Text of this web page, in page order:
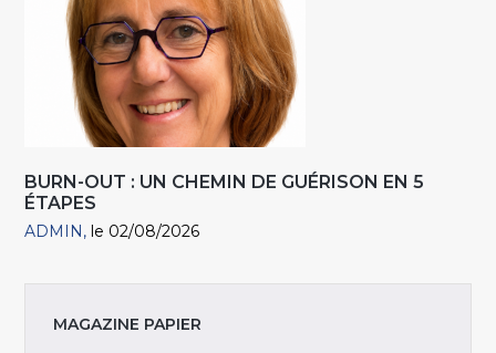
BURN-OUT : UN CHEMIN DE GUÉRISON EN 5
ÉTAPES
ADMIN le 02/08/2026
MAGAZINE PAPIER